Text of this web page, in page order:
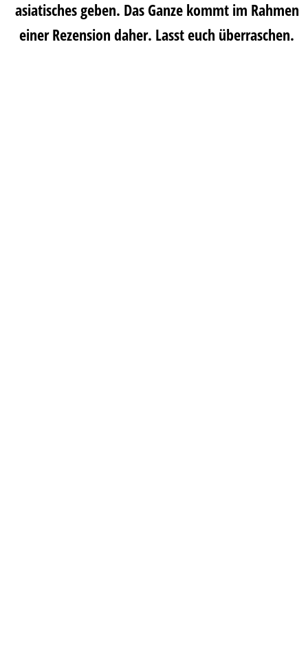
asiatisches geben. Das Ganze kommt im Rahmen
einer Rezension daher. Lasst euch überraschen.